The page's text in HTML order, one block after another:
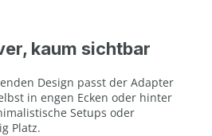
kaum sichtbar
Design passt der Adapter
in engen Ecken oder hinter
Setups oder
Platz.